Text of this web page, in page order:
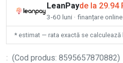
LeanPayde la 29.94
3-60 luni · finanțare online
* estimat — rata exactă se calculează
: (Cod produs: 8595657870882)